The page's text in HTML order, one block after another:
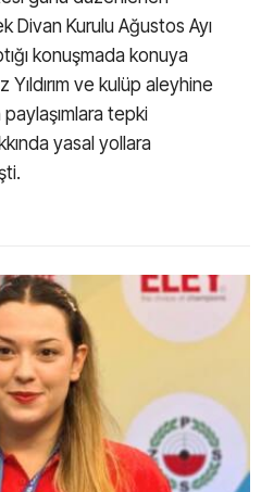
Divan Kurulu Ağustos Ayı
konuşmada konuya
Yıldırım ve kulüp aleyhine
tepki
yasal yollara